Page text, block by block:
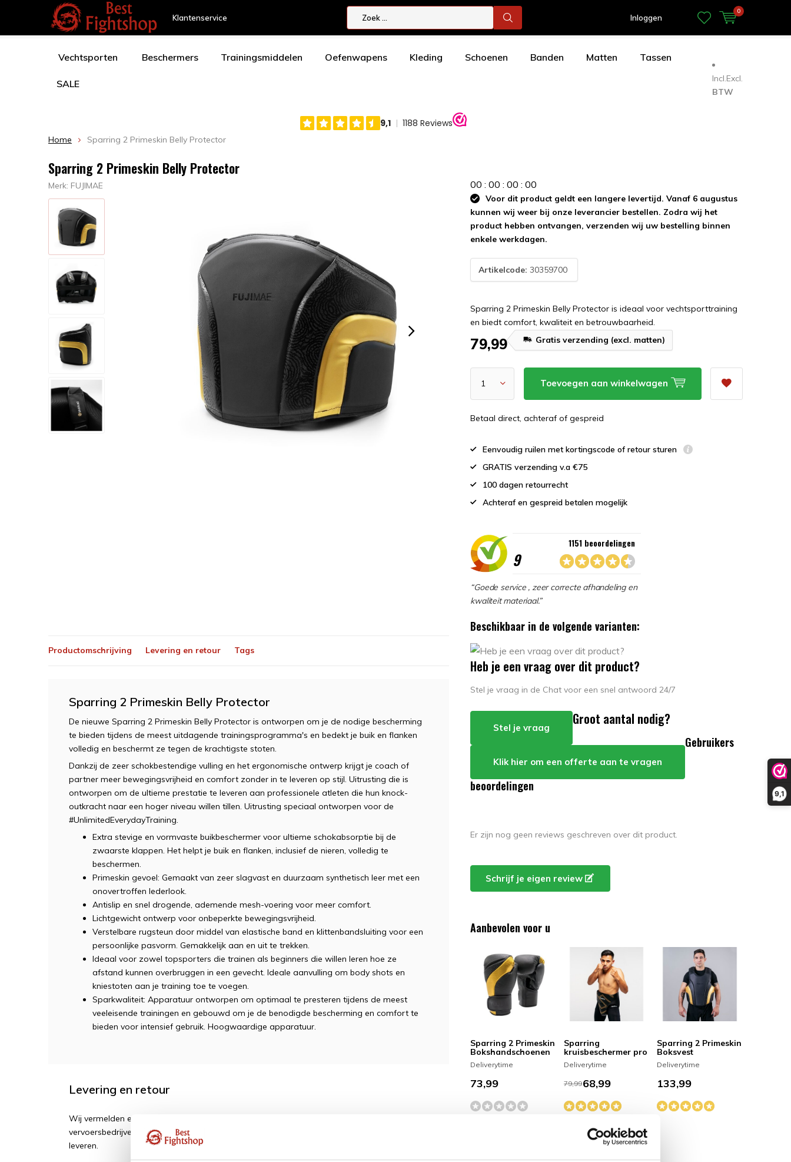
9,1
Klantenservice Inloggen
0
Vechtsporten Beschermers Trainingsmiddelen Oefenwapens Kleding Schoenen Banden Matten Tassen
SALE Incl.Excl.
BTW
Home Sparring 2 Primeskin Belly Protector
Sparring 2 Primeskin Belly Protector
Merk: FUJIMAE 00 :00 :00 :00
Voor dit product geldt een langere levertijd. Vanaf 6 augustus
kunnen wij weer bij onze leverancier bestellen. Zodra wij het
product hebben ontvangen, verzenden wij uw bestelling binnen
enkele werkdagen.
Artikelcode: 30359700
Sparring 2 Primeskin Belly Protector is ideaal voor vechtsporttraining
en biedt comfort, kwaliteit en betrouwbaarheid.
79,99 Gratis verzending (excl. matten)
Toevoegen aan winkelwagen
Betaal direct, achteraf of gespreid
Eenvoudig ruilen met kortingscode of retour sturen
GRATIS verzending v.a €75
100 dagen retourrecht
Achteraf en gespreid betalen mogelijk
9
1151 beoordelingen
“Goede service , zeer correcte afhandeling en
kwaliteit materiaal.”
Beschikbaar in de volgende varianten:
Productomschrijving Levering en retour Tags
Sparring 2 Primeskin Belly Protector
De nieuwe Sparring 2 Primeskin Belly Protector is ontworpen om je de nodige bescherming
te bieden tijdens de meest uitdagende trainingsprogramma's en bedekt je buik en flanken
volledig en beschermt ze tegen de krachtigste stoten.
Dankzij de zeer schokbestendige vulling en het ergonomische ontwerp krijgt je coach of
partner meer bewegingsvrijheid en comfort zonder in te leveren op stijl. Uitrusting die is
ontworpen om de ultieme prestatie te leveren aan professionele atleten die hun knock-
outkracht naar een hoger niveau willen tillen. Uitrusting speciaal ontworpen voor de
#UnlimitedEverydayTraining.
Extra stevige en vormvaste buikbeschermer voor ultieme schokabsorptie bij de
zwaarste klappen. Het helpt je buik en flanken, inclusief de nieren, volledig te
beschermen.
Primeskin gevoel: Gemaakt van zeer slagvast en duurzaam synthetisch leer met een
onovertroffen lederlook.
Antislip en snel drogende, ademende mesh-voering voor meer comfort.
Lichtgewicht ontwerp voor onbeperkte bewegingsvrijheid.
Verstelbare rugsteun door middel van elastische band en klittenbandsluiting voor een
persoonlijke pasvorm. Gemakkelijk aan en uit te trekken.
Ideaal voor zowel topsporters die trainen als beginners die willen leren hoe ze
afstand kunnen overbruggen in een gevecht. Ideale aanvulling om body shots en
kniestoten aan je training toe te voegen.
Sparkwaliteit: Apparatuur ontworpen om optimaal te presteren tijdens de meest
veeleisende trainingen en gebouwd om je de benodigde bescherming en comfort te
bieden voor intensief gebruik. Hoogwaardige apparatuur.
Levering en retour
Wij vermelden een geschatte levertijd. Vertragingen kunnen soms voorkomen bij
vervoersbedrijven of leveranciers. Wij zijn soms afhankelijk van hun, en proberen z.s.m te
leveren.
Heb je een vraag over dit product?
Stel je vraag in de Chat voor een snel antwoord 24/7
Stel je vraag
Groot aantal nodig?
Klik hier om een offerte aan te vragen
Gebruikers
beoordelingen
Er zijn nog geen reviews geschreven over dit product.
Schrijf je eigen review
Aanbevolen voor u
Sparring 2 Primeskin
Bokshandschoenen
Deliverytime
73,99
Sparring
kruisbeschermer pro
Deliverytime
79,9968,99
Sparring 2 Primeskin
Boksvest
Deliverytime
133,99